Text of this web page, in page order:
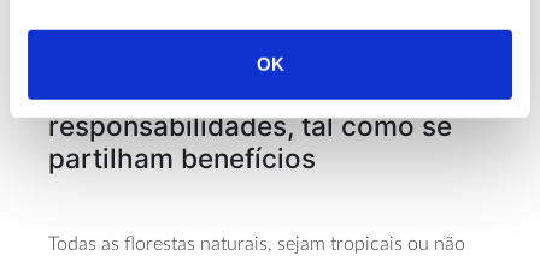
OK
A necessidade de partilhar
responsabilidades, tal como se
partilham benefícios
Todas as florestas naturais, sejam tropicais ou não